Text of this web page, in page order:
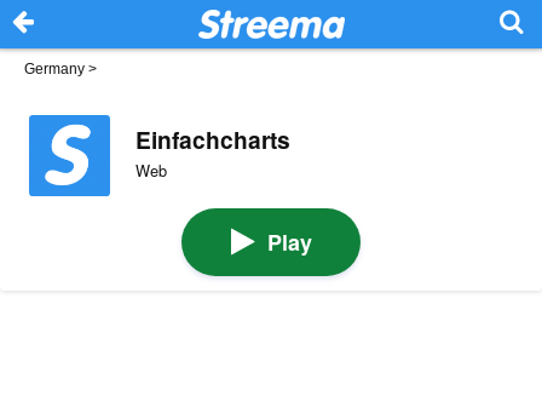
Germany >
Einfachcharts
Web
Play